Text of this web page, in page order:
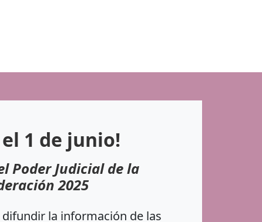
el 1 de junio!
Poder Judicial de la
2025
difundir la información de las